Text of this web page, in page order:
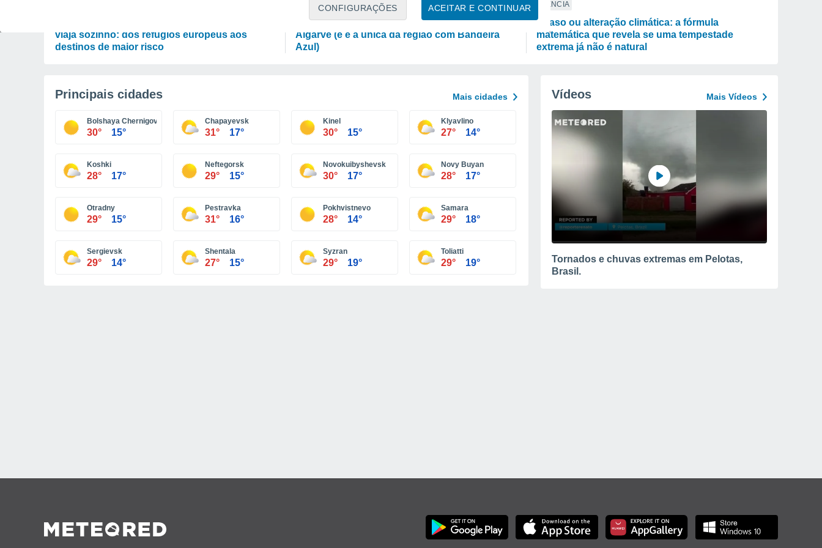
ACEITAR E CONTINUAR
CONFIGURAÇÕES
viaja sozinho: dos refúgios europeus aos
destinos de maior risco
LAZER
Há uma nova praia fluvial para descobrir no
Algarve (e é a única da região com Bandeira
Azul)
CIÊNCIA
Acaso ou alteração climática: a fórmula
matemática que revela se uma tempestade
extrema já não é natural
Principais cidades Mais cidades
Bolshaya Chernigovka
30° 15°
Chapayevsk
31° 17°
Kinel
30° 15°
Klyavlino
27° 14°
Koshki
28° 17°
Neftegorsk
29° 15°
Novokuibyshevsk
30° 17°
Novy Buyan
28° 17°
Otradny
29° 15°
Pestravka
31° 16°
Pokhvistnevo
28° 14°
Samara
29° 18°
Sergievsk
29° 14°
Shentala
27° 15°
Syzran
29° 19°
Toliatti
29° 19°
Vídeos Mais Vídeos
Tornados e chuvas extremas em Pelotas,
Brasil.